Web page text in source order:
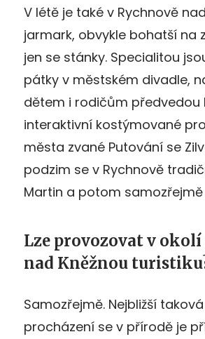
V létě je také v Rychnově
jarmark, obvykle bohatší na
jen se stánky. Specialitou
pátky v městském divadle,
dětem i rodičům předvedou
interaktivní kostýmované
města zvané Putování se
podzim se v Rychnově
Martin a potom
Lze provozovat v
nad Kněžnou
Samozřejmě. Nejbližší
procházení se v přírodě je